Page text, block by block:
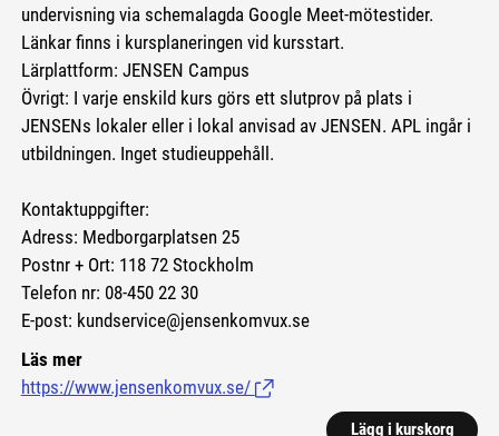
undervisning via schemalagda Google Meet-mötestider.
Länkar finns i kursplaneringen vid kursstart.
Lärplattform: JENSEN Campus
Övrigt: I varje enskild kurs görs ett slutprov på plats i
JENSENs lokaler eller i lokal anvisad av JENSEN. APL ingår i
utbildningen. Inget studieuppehåll.
Kontaktuppgifter:
Adress: Medborgarplatsen 25
Postnr + Ort: 118 72 Stockholm
Telefon nr: 08-450 22 30
E-post: kundservice@jensenkomvux.se
Läs mer
https://www.jensenkomvux.se/ (Länk till extern sida.)
Lägg i kurskorg